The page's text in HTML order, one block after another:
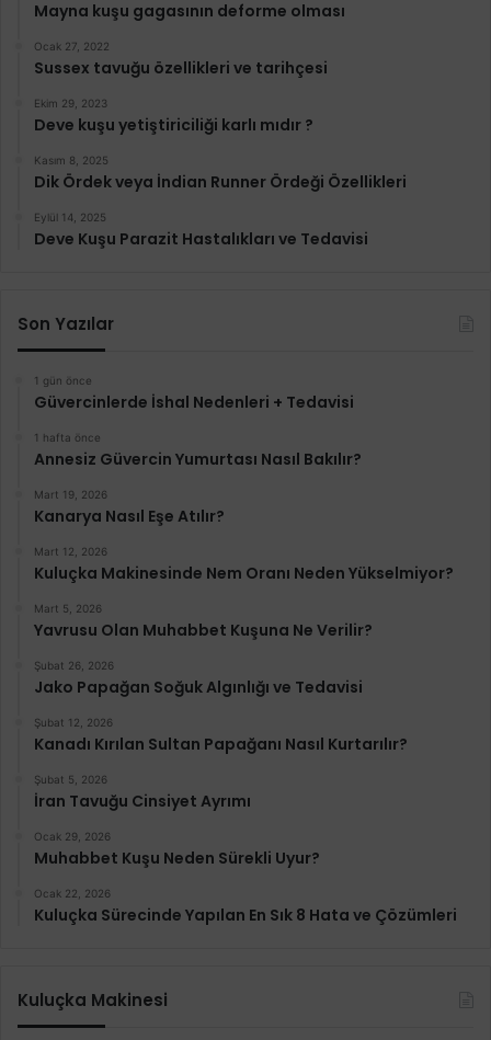
Mayna kuşu gagasının deforme olması
Ocak 27, 2022
Sussex tavuğu özellikleri ve tarihçesi
Ekim 29, 2023
Deve kuşu yetiştiriciliği karlı mıdır ?
Kasım 8, 2025
Dik Ördek veya İndian Runner Ördeği Özellikleri
Eylül 14, 2025
Deve Kuşu Parazit Hastalıkları ve Tedavisi
Son Yazılar
1 gün önce
Güvercinlerde İshal Nedenleri + Tedavisi
1 hafta önce
Annesiz Güvercin Yumurtası Nasıl Bakılır?
Mart 19, 2026
Kanarya Nasıl Eşe Atılır?
Mart 12, 2026
Kuluçka Makinesinde Nem Oranı Neden Yükselmiyor?
Mart 5, 2026
Yavrusu Olan Muhabbet Kuşuna Ne Verilir?
Şubat 26, 2026
Jako Papağan Soğuk Algınlığı ve Tedavisi
Şubat 12, 2026
Kanadı Kırılan Sultan Papağanı Nasıl Kurtarılır?
Şubat 5, 2026
İran Tavuğu Cinsiyet Ayrımı
Ocak 29, 2026
Muhabbet Kuşu Neden Sürekli Uyur?
Ocak 22, 2026
Kuluçka Sürecinde Yapılan En Sık 8 Hata ve Çözümleri
Kuluçka Makinesi